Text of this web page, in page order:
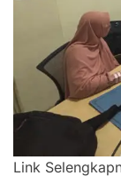
Link